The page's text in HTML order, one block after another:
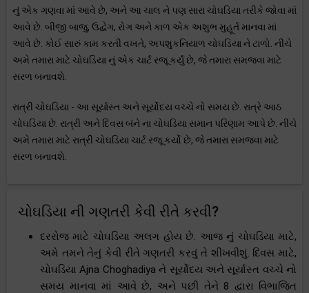
નું એક ગણવા માં આવે છે, અને આ ચાલ ને પણ સારા ચોઘડિયા તરીકે જોવા માં
આવે છે. બીજી બાજુ, ઉદ્વેગ, રોગ અને કાળ એક અશુભ મુહૂર્ત માનવા માં
આવે છે. કોઈ સારું કામ કરતી વખતે, અપશુકનિયાળ ચોઘડિયા ને ટાળો. નીચે
અમે તમારા માટે ચોઘડિયા નું એક ચાર્ટ રજૂ કર્યું છે, જે તમારા સમજવા માટે
સરળ બનાવશે.
રાત્રી ચોઘડિયા - આ સૂર્યાસ્ત અને સૂર્યોદય વચ્ચે નો સમય છે. રાત્રે આઠ
ચોઘડિયા છે. રાત્રી અને દિવસ બંને ના ચોઘડિયા સમાન પરિણામ આપે છે. નીચે
અમે તમારા માટે રાત્રી ચોઘડિયા ચાર્ટ રજૂ કર્યો છે, જે તમારા સમજવા માટે
સરળ બનાવશે.
ચોઘડિયા ની ગણતરી કેવી રીતે કરવી?
દરરોજ માટે ચોઘડિયા અલગ હોય છે. આજ નું ચોઘડિયા માટે,
અમે તમને તેનું કેવી રીતે ગણતરી કરવું તે શીખવીશું. દિવસ માટે,
ચોઘડિયા Ajna Choghadiya ને સૂર્યોદય અને સૂર્યાસ્ત વચ્ચે નો
સમય માનવા માં આવે છે, અને પછી તેને 8 દ્વારા વિભાજિત